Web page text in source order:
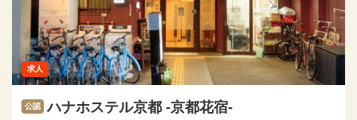
公認 ハナホステル京都 -京都花宿-
求人